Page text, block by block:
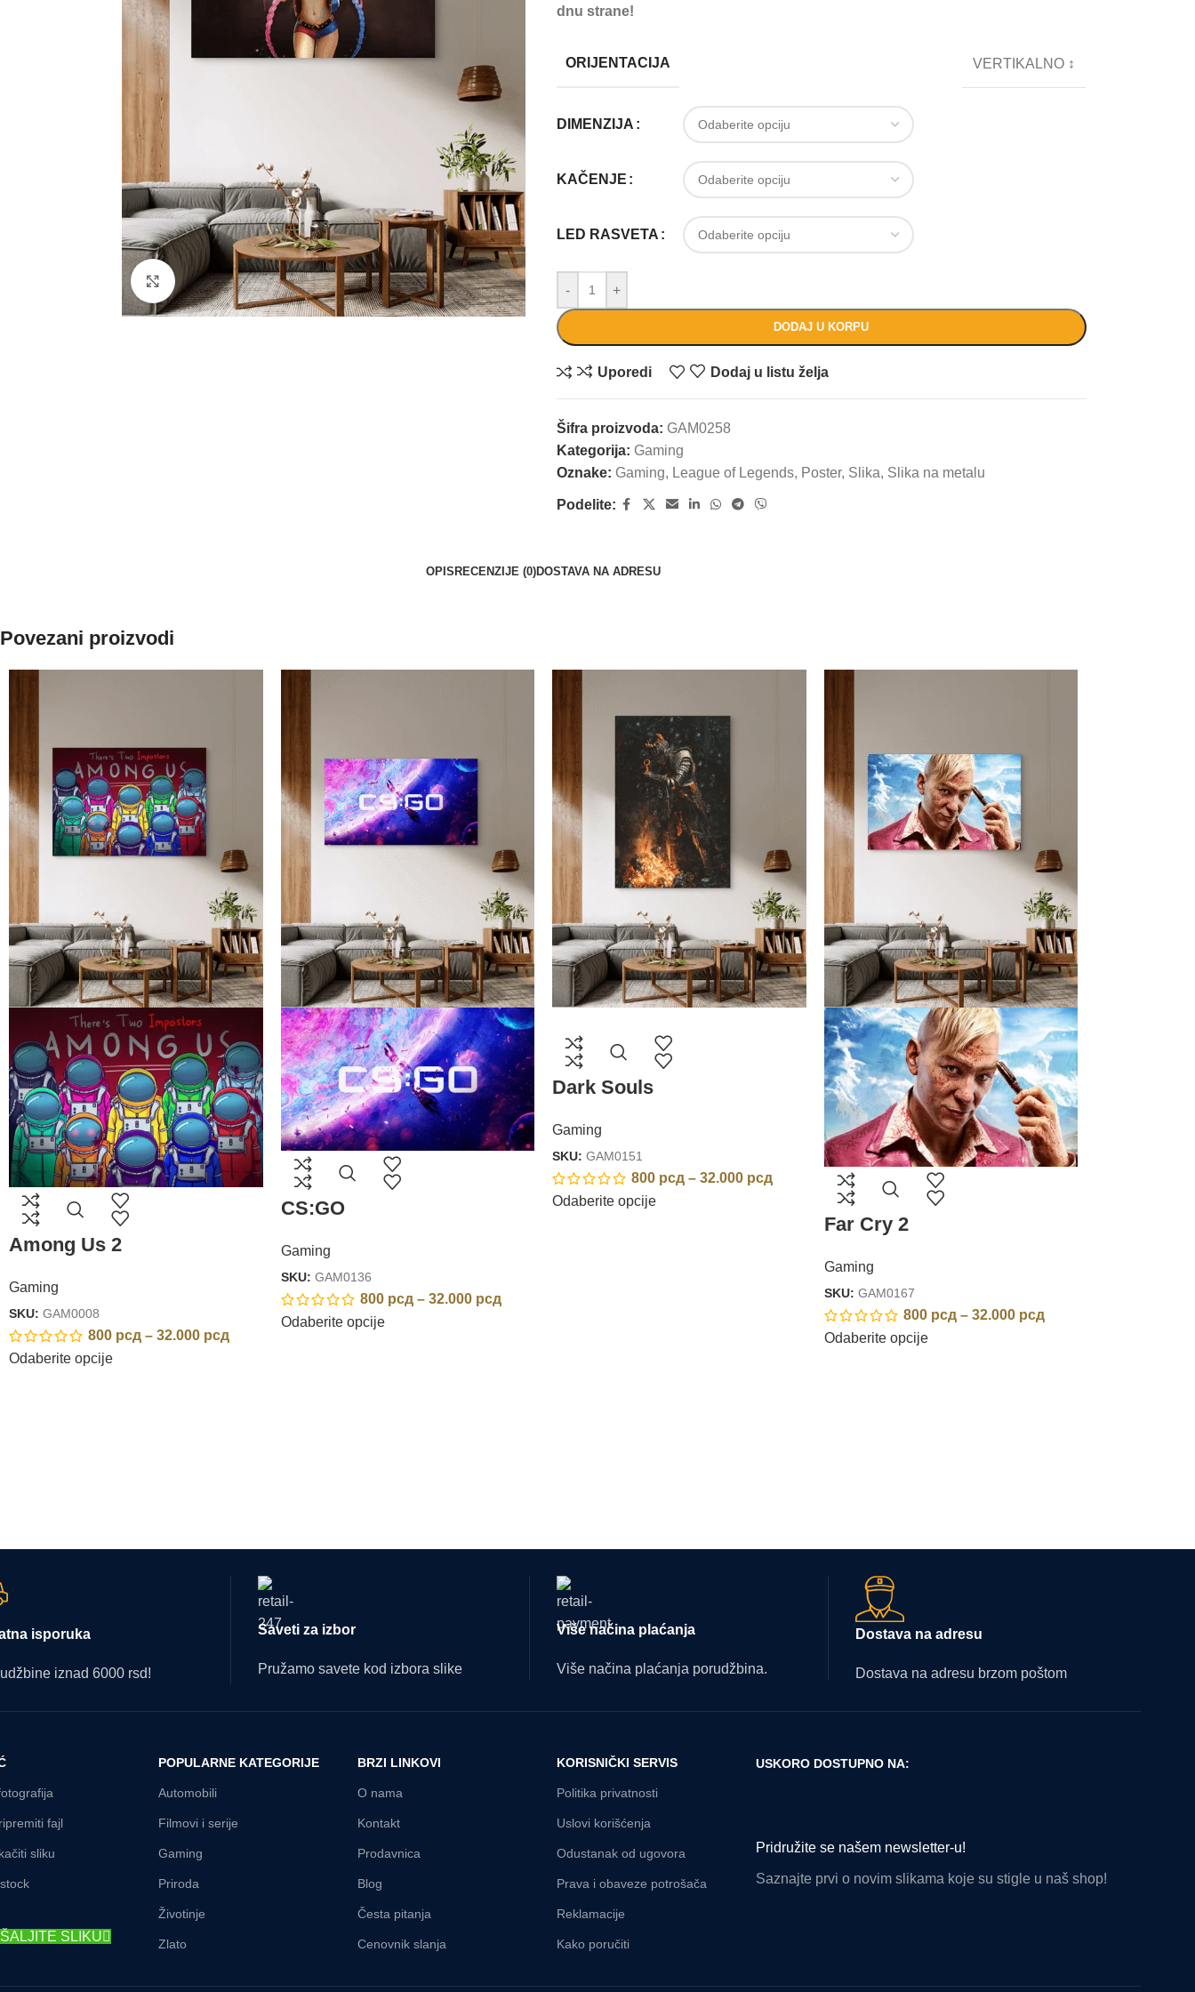
Click to enlarge
dnu strane!
ORIJENTACIJA VERTIKALNO ↕
DIMENZIJA
KAČENJE
LED RASVETA
- +
DODAJ U KORPU
Uporedi Dodaj u listu želja
Šifra proizvoda: GAM0258
Kategorija: Gaming
Oznake: Gaming, League of Legends, Poster, Slika, Slika na metalu
Podelite:
OPISRECENZIJE (0)DOSTAVA NA ADRESU
Povezani proizvodi
Among Us 2
Gaming
SKU: GAM0008
800 рсд – 32.000 рсд
Odaberite opcije
CS:GO
Gaming
SKU: GAM0136
800 рсд – 32.000 рсд
Odaberite opcije
Dark Souls
Gaming
SKU: GAM0151
800 рсд – 32.000 рсд
Odaberite opcije
Far Cry 2
Gaming
SKU: GAM0167
800 рсд – 32.000 рсд
Odaberite opcije
isporuka
iznad 6000 rsd!
Saveti za izbor
Pružamo savete kod izbora slike
Više načina plaćanja
Više načina plaćanja porudžbina.
Dostava na adresu
Dostava na adresu brzom poštom
fajl
sliku
SLIKU
POPULARNE KATEGORIJE
Automobili
Filmovi i serije
Gaming
Priroda
Životinje
Zlato
BRZI LINKOVI
O nama
Kontakt
Prodavnica
Blog
Česta pitanja
Cenovnik slanja
KORISNIČKI SERVIS
Politika privatnosti
Uslovi korišćenja
Odustanak od ugovora
Prava i obaveze potrošača
Reklamacije
Kako poručiti
USKORO DOSTUPNO NA:
Pridružite se našem newsletter-u!
Saznajte prvi o novim slikama koje su stigle u naš shop!